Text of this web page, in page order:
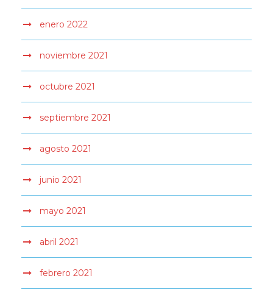
enero 2022
noviembre 2021
octubre 2021
septiembre 2021
agosto 2021
junio 2021
mayo 2021
abril 2021
febrero 2021